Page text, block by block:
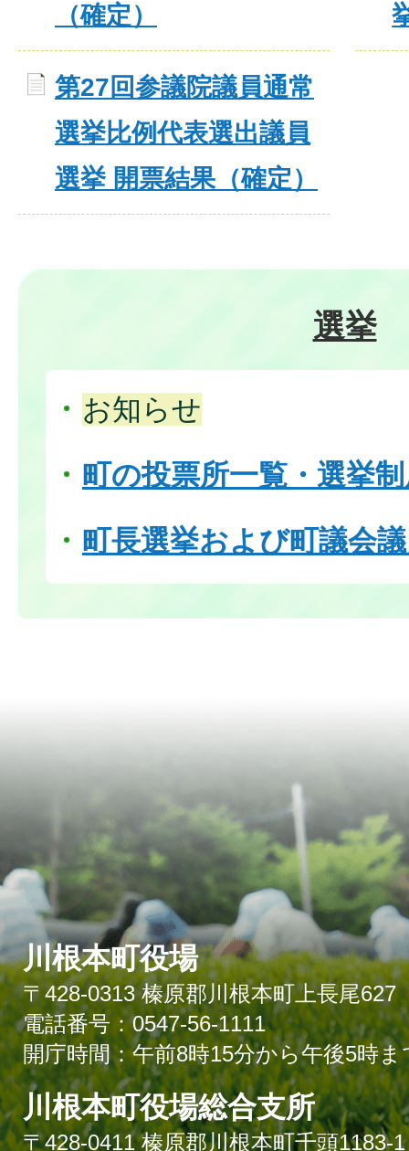
（確定）
第27回参議院議員通常
選挙比例代表選出議員
選挙 開票結果（確定）
選挙
お知らせ
町の投票所一覧・選挙
町長選挙および町議会
川根本町役場
〒428-0313 榛原郡川根本町上長尾627
電話番号：0547-56-1111
開庁時間：午前8時15分から午後5時ま
川根本町役場総合支所
〒428-0411 榛原郡川根本町千頭1183-1